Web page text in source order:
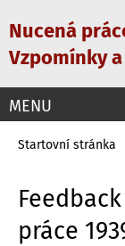
direkt
zu
Inhalt
Nucená
Vzpomínky
Servisní
navigace
MENU
Startovní stránka
práce